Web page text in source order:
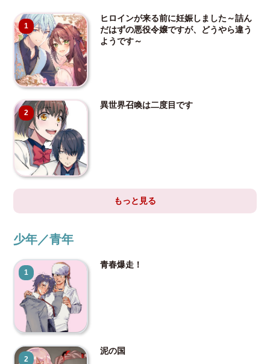
1
ヒロインが来る前に妊娠しました～詰ん
だはずの悪役令嬢ですが、どうやら違う
ようです～
2
異世界召喚は二度目です
もっと見る
少年／青年
1
青春爆走！
2
泥の国